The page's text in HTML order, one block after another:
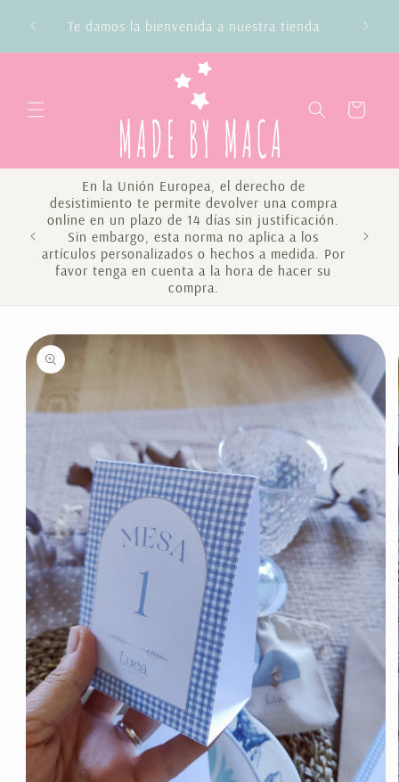
directamente
al contenidoTe damos la bienvenida a nuestra tienda
Carrito
En la Unión Europea, el derecho de
desistimiento te permite devolver una compra
online en un plazo de 14 días sin justificación.
Sin embargo, esta norma no aplica a los
artículos personalizados o hechos a medida. Por
favor tenga en cuenta a la hora de hacer su
compra.
directamente
a la
información
del producto